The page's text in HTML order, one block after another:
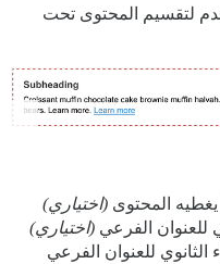
لتقسيم المحتوى تحت
المحتوى (اختياري)
للعنوان الفرعي (اختياري)
الثانوي للعنوان الفرعي